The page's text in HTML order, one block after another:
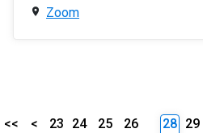
Zoom
<< < 23 24 25
26
28 29